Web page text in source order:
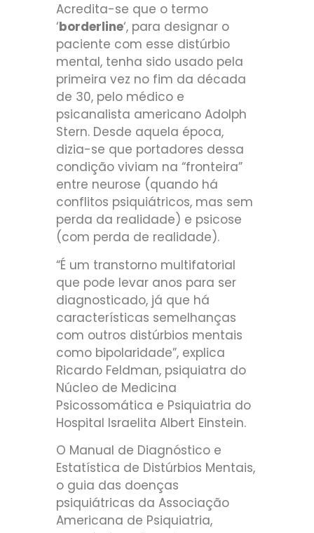
Acredita-se que o termo
‘borderline‘, para designar o
paciente com esse distúrbio
mental, tenha sido usado pela
primeira vez no fim da década
de 30, pelo médico e
psicanalista americano Adolph
Stern. Desde aquela época,
dizia-se que portadores dessa
condição viviam na “fronteira”
entre neurose (quando há
conflitos psiquiátricos, mas sem
perda da realidade) e psicose
(com perda de realidade).
“É um transtorno multifatorial
que pode levar anos para ser
diagnosticado, já que há
características semelhanças
com outros distúrbios mentais
como bipolaridade”, explica
Ricardo Feldman, psiquiatra do
Núcleo de Medicina
Psicossomática e Psiquiatria do
Hospital Israelita Albert Einstein.
O Manual de Diagnóstico e
Estatística de Distúrbios Mentais,
o guia das doenças
psiquiátricas da Associação
Americana de Psiquiatria,